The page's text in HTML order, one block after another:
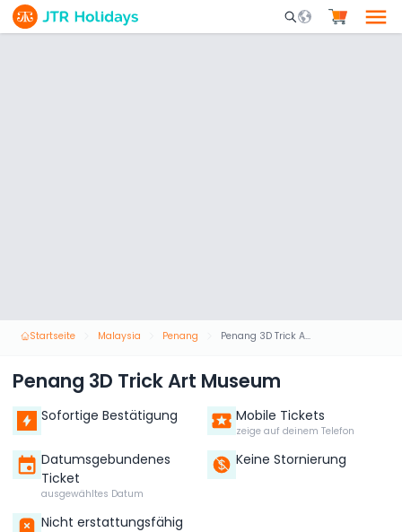
Mobile Search
Startseite Malaysia Penang Penang 3D Trick Art Museum
Penang 3D Trick Art Museum
Sofortige Bestätigung Mobile Tickets
zeige auf deinem Telefon
Datumsgebundenes
Ticket
ausgewähltes Datum
Keine Stornierung
Nicht erstattungsfähig